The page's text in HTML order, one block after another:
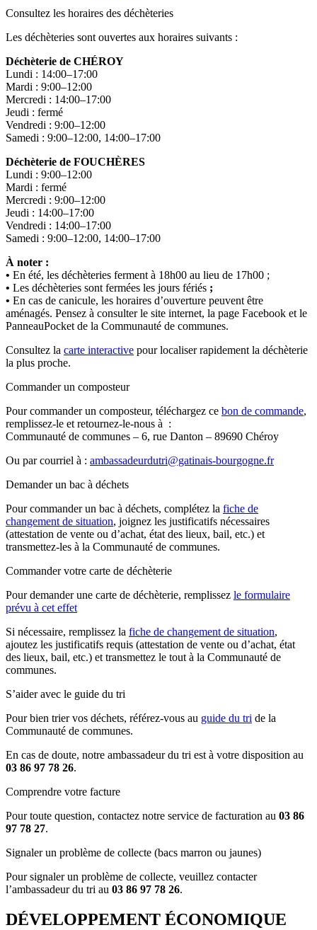
Consultez les horaires des déchèteries
Les déchèteries sont ouvertes aux horaires suivants :
Déchèterie de CHÉROY
Lundi : 14:00–17:00
Mardi : 9:00–12:00
Mercredi : 14:00–17:00
Jeudi : fermé
Vendredi : 9:00–12:00
Samedi : 9:00–12:00, 14:00–17:00
Déchèterie de FOUCHÈRES
Lundi : 9:00–12:00
Mardi : fermé
Mercredi : 9:00–12:00
Jeudi : 14:00–17:00
Vendredi : 14:00–17:00
Samedi : 9:00–12:00, 14:00–17:00
À noter :
• En été, les déchèteries ferment à 18h00 au lieu de 17h00 ;
• Les déchèteries sont fermées les jours fériés ;
• En cas de canicule, les horaires d’ouverture peuvent être
aménagés. Pensez à consulter le site internet, la page Facebook et le
PanneauPocket de la Communauté de communes.
Consultez la carte interactive pour localiser rapidement la déchèterie
la plus proche.
Commander un composteur
Pour commander un composteur, téléchargez ce bon de commande,
remplissez-le et retournez-le-nous à :
Communauté de communes – 6, rue Danton – 89690 Chéroy
Ou par courriel à : ambassadeurdutri@gatinais-bourgogne.fr
Demander un bac à déchets
Pour commander un bac à déchets, complétez la fiche de
changement de situation, joignez les justificatifs nécessaires
(attestation de vente ou d’achat, état des lieux, bail, etc.) et
transmettez-les à la Communauté de communes.
Commander votre carte de déchèterie
Pour demander une carte de déchèterie, remplissez le formulaire
prévu à cet effet
Si nécessaire, remplissez la fiche de changement de situation,
ajoutez les justificatifs requis (attestation de vente ou d’achat, état
des lieux, bail, etc.) et transmettez le tout à la Communauté de
communes.
S’aider avec le guide du tri
Pour bien trier vos déchets, référez-vous au guide du tri de la
Communauté de communes.
En cas de doute, notre ambassadeur du tri est à votre disposition au
03 86 97 78 26.
Comprendre votre facture
Pour toute question, contactez notre service de facturation au 03 86
97 78 27.
Signaler un problème de collecte (bacs marron ou jaunes)
Pour signaler un problème de collecte, veuillez contacter
l’ambassadeur du tri au 03 86 97 78 26.
DÉVELOPPEMENT ÉCONOMIQUE